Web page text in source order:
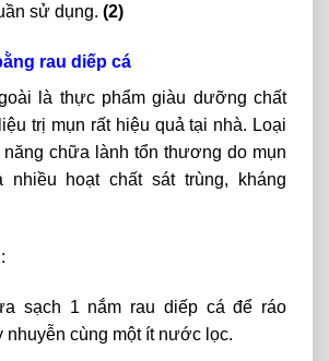
sử dụng. (2)
rau diếp cá
là thực phẩm giàu dưỡng chất
trị mụn rất hiệu quả tại nhà. Loại
năng chữa lành tổn thương do mụn
hoạt chất sát trùng, kháng
sạch 1 nắm rau diếp cá để ráo
nhuyễn cùng một ít nước lọc.